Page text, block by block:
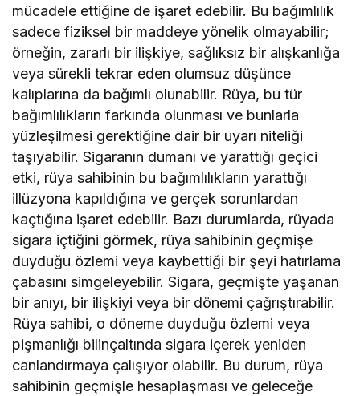
mücadele ettiğine de işaret edebilir. Bu bağımlılık
sadece fiziksel bir maddeye yönelik olmayabilir;
örneğin, zararlı bir ilişkiye, sağlıksız bir alışkanlığa
veya sürekli tekrar eden olumsuz düşünce
kalıplarına da bağımlı olunabilir. Rüya, bu tür
bağımlılıkların farkında olunması ve bunlarla
yüzleşilmesi gerektiğine dair bir uyarı niteliği
taşıyabilir. Sigaranın dumanı ve yarattığı geçici
etki, rüya sahibinin bu bağımlılıkların yarattığı
illüzyona kapıldığına ve gerçek sorunlardan
kaçtığına işaret edebilir. Bazı durumlarda, rüyada
sigara içtiğini görmek, rüya sahibinin geçmişe
duyduğu özlemi veya kaybettiği bir şeyi hatırlama
çabasını simgeleyebilir. Sigara, geçmişte yaşanan
bir anıyı, bir ilişkiyi veya bir dönemi çağrıştırabilir.
Rüya sahibi, o döneme duyduğu özlemi veya
pişmanlığı bilinçaltında sigara içerek yeniden
canlandırmaya çalışıyor olabilir. Bu durum, rüya
sahibinin geçmişle hesaplaşması ve geleceğe